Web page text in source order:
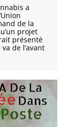
a
de la
projet
présenté
de l’avant